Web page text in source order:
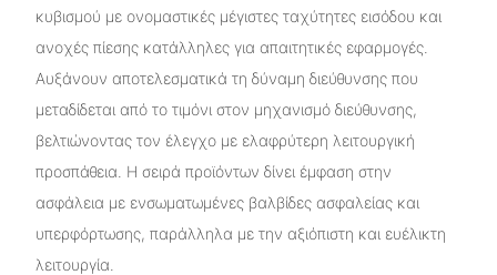
κυβισμού με ονομαστικές μέγιστες ταχύτητες εισόδου και
ανοχές πίεσης κατάλληλες για απαιτητικές εφαρμογές.
Αυξάνουν αποτελεσματικά τη δύναμη διεύθυνσης που
μεταδίδεται από το τιμόνι στον μηχανισμό διεύθυνσης,
βελτιώνοντας τον έλεγχο με ελαφρύτερη λειτουργική
προσπάθεια. Η σειρά προϊόντων δίνει έμφαση στην
ασφάλεια με ενσωματωμένες βαλβίδες ασφαλείας και
υπερφόρτωσης, παράλληλα με την αξιόπιστη και ευέλικτη
λειτουργία.